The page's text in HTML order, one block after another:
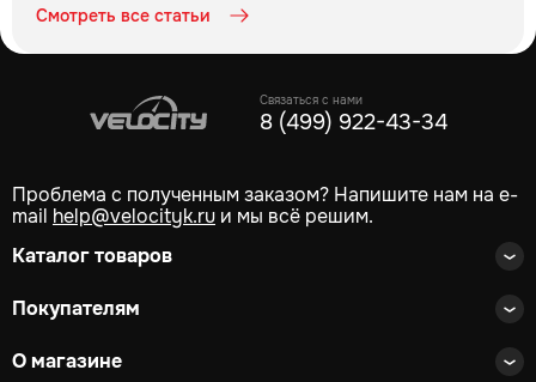
Смотреть все статьи
Связаться с нами
8 (499) 922-43-34
Проблема с полученным заказом? Напишите нам на e-
mail help@velocityk.ru и мы всё решим.
Каталог товаров
Покупателям
О магазине